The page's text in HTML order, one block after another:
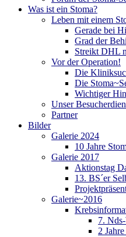
Was ist ein Stoma?
Leben mit einem
Gerade bei
Grad der
Streikt DHL
Vor der Operation!
Die
Die
Wichtiger
Unser
Partner
Bilder
Galerie 2024
10 Jahre
Galerie 2017
Aktionstag
13. BS´er
Galerie~2016
7.
2